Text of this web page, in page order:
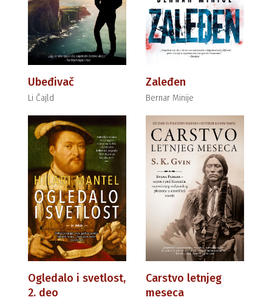
Ubeđivač
Li Čajld
Zaleđen
Bernar Minije
Ogledalo i svetlost,
2. deo
Carstvo letnjeg
meseca